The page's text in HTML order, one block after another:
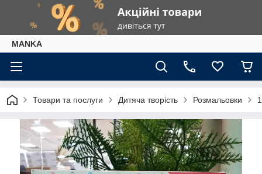
МАNKА
Товари та послуги Дитяча творість Розмальовки